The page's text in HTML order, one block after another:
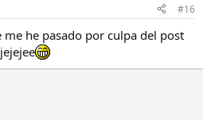
#16
he pasado por culpa del post